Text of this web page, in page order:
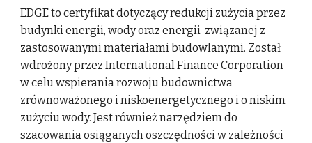
EDGE to certyfikat dotyczący redukcji zużycia przez
budynki energii, wody oraz energii związanej z
zastosowanymi materiałami budowlanymi. Został
wdrożony przez International Finance Corporation
w celu wspierania rozwoju budownictwa
zrównoważonego i niskoenergetycznego i o niskim
zużyciu wody. Jest również narzędziem do
szacowania osiąganych oszczędności w zależności